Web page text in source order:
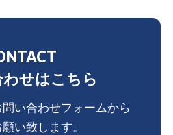
せはこちら
い合わせフォームから
い致します。